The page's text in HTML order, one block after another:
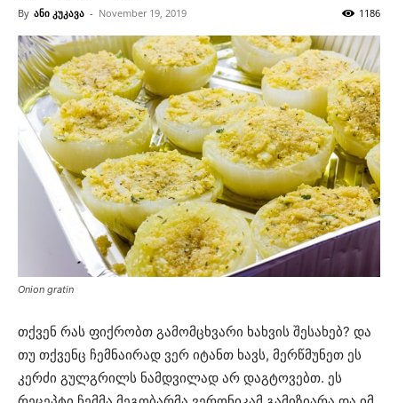
By ანი კუკავა - November 19, 2019 1186
Onion gratin
თქვენ რას ფიქრობთ გამომცხვარი ხახვის შესახებ? და
თუ თქვენც ჩემნაირად ვერ იტანთ ხავს, მერწმუნეთ ეს
კერძი გულგრილს ნამდვილად არ დაგტოვებთ. ეს